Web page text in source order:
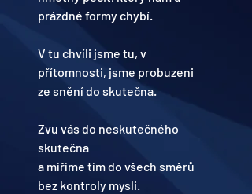
prázdné formy chybí.
V tu chvíli jsme tu, v
přítomnosti, jsme probuzeni
ze snění do skutečna.
Zvu vás do neskutečného
skutečna
a míříme tím do všech směrů
bez kontroly mysli.